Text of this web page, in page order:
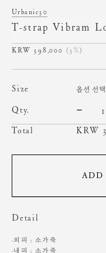
Urbanic30
T-strap Vibram
398,000 (3%)
size
qty.
Total
KRW
ADD
Detail
·외피 : 소가죽
·내피 : 소가죽